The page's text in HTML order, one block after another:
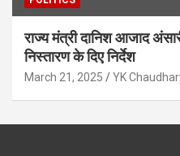
राज्य मंत्री दानिश आजाद
निस्तारण के दिए निर्देश
March 21, 2025 YK